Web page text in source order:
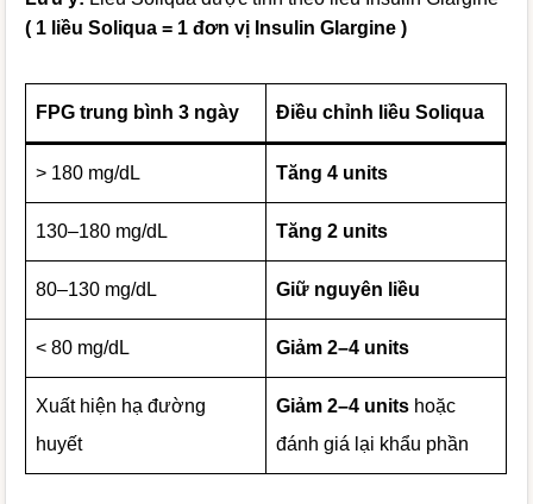
( 1 liều Soliqua = 1 đơn vị Insulin Glargine )
FPG trung bình 3 ngày Điều chỉnh liều Soliqua
> 180 mg/dL Tăng 4 units
130–180 mg/dL Tăng 2 units
80–130 mg/dL Giữ nguyên liều
< 80 mg/dL Giảm 2–4 units
Xuất hiện hạ đường
huyết
Giảm 2–4 units hoặc
đánh giá lại khẩu phần